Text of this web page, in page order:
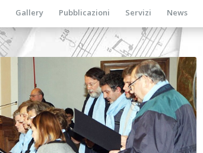
Gallery Pubblicazioni Servizi News